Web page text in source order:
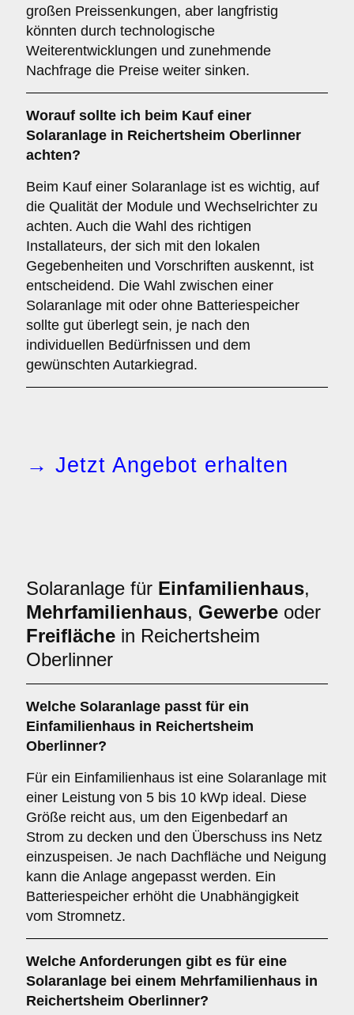
großen Preissenkungen, aber langfristig
könnten durch technologische
Weiterentwicklungen und zunehmende
Nachfrage die Preise weiter sinken.
Worauf sollte ich beim Kauf einer
Solaranlage in Reichertsheim Oberlinner
achten?
Beim Kauf einer Solaranlage ist es wichtig, auf
die Qualität der Module und Wechselrichter zu
achten. Auch die Wahl des richtigen
Installateurs, der sich mit den lokalen
Gegebenheiten und Vorschriften auskennt, ist
entscheidend. Die Wahl zwischen einer
Solaranlage mit oder ohne Batteriespeicher
sollte gut überlegt sein, je nach den
individuellen Bedürfnissen und dem
gewünschten Autarkiegrad.
→ Jetzt Angebot erhalten
Solaranlage für Einfamilienhaus,
Mehrfamilienhaus, Gewerbe oder
Freifläche in Reichertsheim
Oberlinner
Welche Solaranlage passt für ein
Einfamilienhaus in Reichertsheim
Oberlinner?
Für ein Einfamilienhaus ist eine Solaranlage mit
einer Leistung von 5 bis 10 kWp ideal. Diese
Größe reicht aus, um den Eigenbedarf an
Strom zu decken und den Überschuss ins Netz
einzuspeisen. Je nach Dachfläche und Neigung
kann die Anlage angepasst werden. Ein
Batteriespeicher erhöht die Unabhängigkeit
vom Stromnetz.
Welche Anforderungen gibt es für eine
Solaranlage bei einem Mehrfamilienhaus in
Reichertsheim Oberlinner?